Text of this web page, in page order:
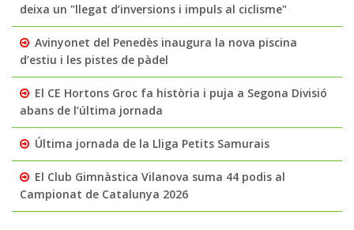
deixa un "llegat d’inversions i impuls al ciclisme"
Avinyonet del Penedès inaugura la nova piscina
d’estiu i les pistes de pàdel
El CE Hortons Groc fa història i puja a Segona Divisió
abans de l’última jornada
Última jornada de la Lliga Petits Samurais
El Club Gimnàstica Vilanova suma 44 podis al
Campionat de Catalunya 2026